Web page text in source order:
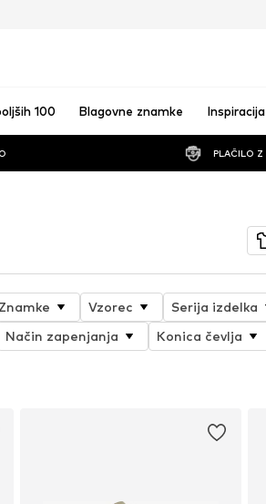
100 Blagovne znamke Inspiracija
PLAČILO
Vzorec Serija izdelka
Način zapenjanja Konica čevlja